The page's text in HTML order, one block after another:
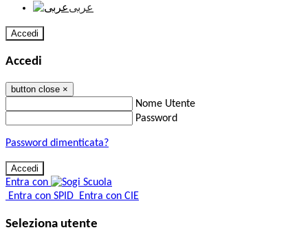
عربى
Accedi
Accedi
button close ×
Nome Utente
Password
Password dimenticata?
Entra con
Entra con SPID Entra con CIE
Seleziona utente